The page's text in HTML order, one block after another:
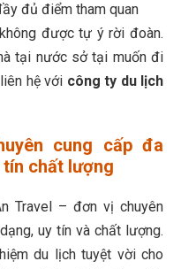
đủ điểm tham quan
được tự ý rời đoàn.
tại nước sở tại muốn đi
hệ với công ty du lịch
cung cấp đa
chất lượng
Travel – đơn vị chuyên
uy tín và chất lượng.
du lịch tuyệt vời cho